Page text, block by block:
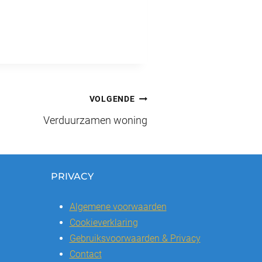
VOLGENDE
Verduurzamen woning
PRIVACY
Algemene voorwaarden
Cookieverklaring
Gebruiksvoorwaarden & Privacy
Contact